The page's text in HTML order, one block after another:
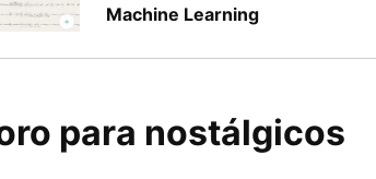
Machine Learning
para nostálgicos